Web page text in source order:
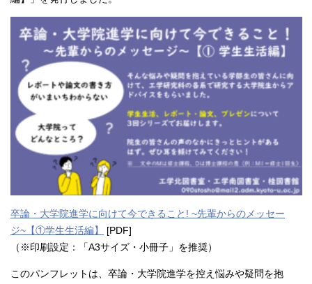
卒論・大学院進学に向けて今できること! ~先輩からのメッセー
ジ~【①学生生活編】
[PDF]
（※印刷設定：「A3サイズ・小冊子」を推奨）
このパンフレットは、卒論・大学院進学を控え悩みや疑問を抱